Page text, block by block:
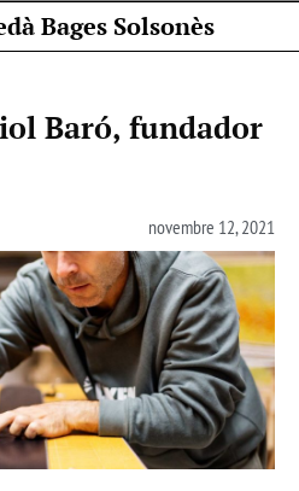
Bages Solsonès
Baró, fundador
novembre 12, 2021